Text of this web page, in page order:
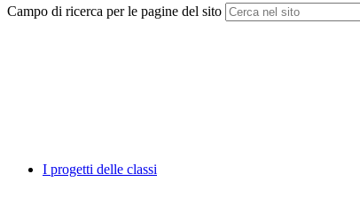
Campo di ricerca per le pagine del sito
I progetti delle classi